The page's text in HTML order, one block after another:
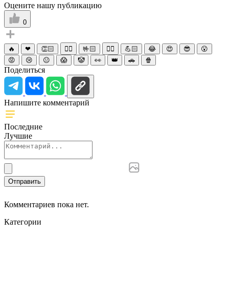
Оцените нашу публикацию
0
🔥 ❤ 👏🏻 ☝🏻 🤟🏻 ✌🏻 💪🏻 😂 😍 😎
😮
😡
😢 😐 😱 🤡 👀 👑 🚗 🍿
Поделиться
Напишите комментарий
Последние
Лучшие
Отправить
Комментариев пока нет.
Категории